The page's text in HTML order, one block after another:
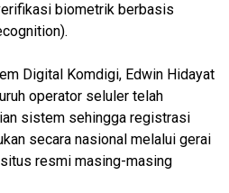
biometrik berbasis
Digital Komdigi, Edwin Hidayat
operator seluler telah
sistem sehingga registrasi
secara nasional melalui gerai
resmi masing-masing